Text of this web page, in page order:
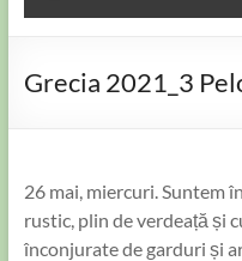
Grecia 2021_3
26 mai, miercuri. Suntem
rustic, plin de verdeață și
înconjurate de garduri și